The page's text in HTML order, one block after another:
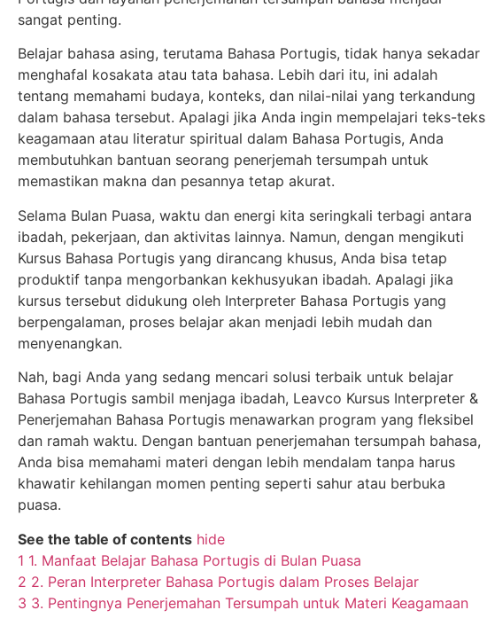
sangat penting.
Belajar bahasa asing, terutama Bahasa Portugis, tidak hanya sekadar
menghafal kosakata atau tata bahasa. Lebih dari itu, ini adalah
tentang memahami budaya, konteks, dan nilai-nilai yang terkandung
dalam bahasa tersebut. Apalagi jika Anda ingin mempelajari teks-teks
keagamaan atau literatur spiritual dalam Bahasa Portugis, Anda
membutuhkan bantuan seorang penerjemah tersumpah untuk
memastikan makna dan pesannya tetap akurat.
Selama Bulan Puasa, waktu dan energi kita seringkali terbagi antara
ibadah, pekerjaan, dan aktivitas lainnya. Namun, dengan mengikuti
Kursus Bahasa Portugis yang dirancang khusus, Anda bisa tetap
produktif tanpa mengorbankan kekhusyukan ibadah. Apalagi jika
kursus tersebut didukung oleh Interpreter Bahasa Portugis yang
berpengalaman, proses belajar akan menjadi lebih mudah dan
menyenangkan.
Nah, bagi Anda yang sedang mencari solusi terbaik untuk belajar
Bahasa Portugis sambil menjaga ibadah, Leavco Kursus Interpreter &
Penerjemahan Bahasa Portugis menawarkan program yang fleksibel
dan ramah waktu. Dengan bantuan penerjemahan tersumpah bahasa,
Anda bisa memahami materi dengan lebih mendalam tanpa harus
khawatir kehilangan momen penting seperti sahur atau berbuka
puasa.
See the table of contents hide
1 1. Manfaat Belajar Bahasa Portugis di Bulan Puasa
2 2. Peran Interpreter Bahasa Portugis dalam Proses Belajar
3 3. Pentingnya Penerjemahan Tersumpah untuk Materi Keagamaan